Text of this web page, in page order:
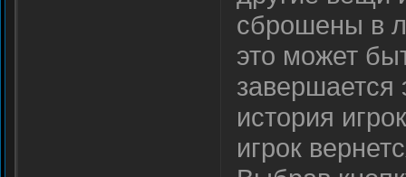
сброшены в
это может
завершается
история
игрок